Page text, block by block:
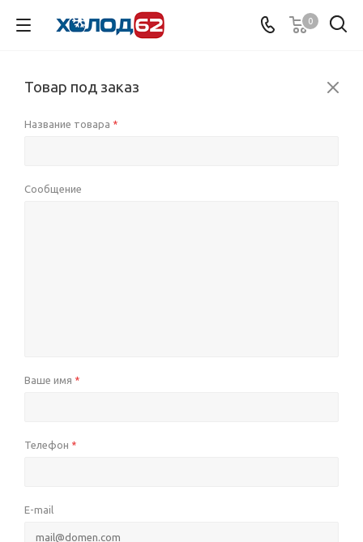
0
Товар под заказ
Название товара *
Сообщение
Ваше имя *
Телефон *
E-mail